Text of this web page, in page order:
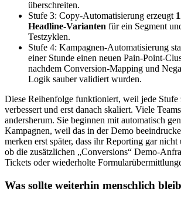
überschreiten.
Stufe 3: Copy-Automatisierung erzeugt
Headline-Varianten für ein Segment
Testzyklen.
Stufe 4: Kampagnen-Automatisierung
einer Stunde einen neuen Pain-Point-
nachdem Conversion-Mapping und
Logik sauber validiert wurden.
Diese Reihenfolge funktioniert, weil jede
verbessert und erst danach skaliert. Viele
andersherum. Sie beginnen mit automatisch
Kampagnen, weil das in der Demo
merken erst später, dass ihr Reporting gar nicht
ob die zusätzlichen „Conversions“ Demo-
Tickets oder wiederholte
Was sollte weiterhin menschlich